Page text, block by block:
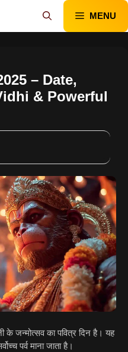
MENU
– Date,
& Powerful
के जन्मोत्सव का पवित्र दिन है। यह
पर्व माना जाता है।